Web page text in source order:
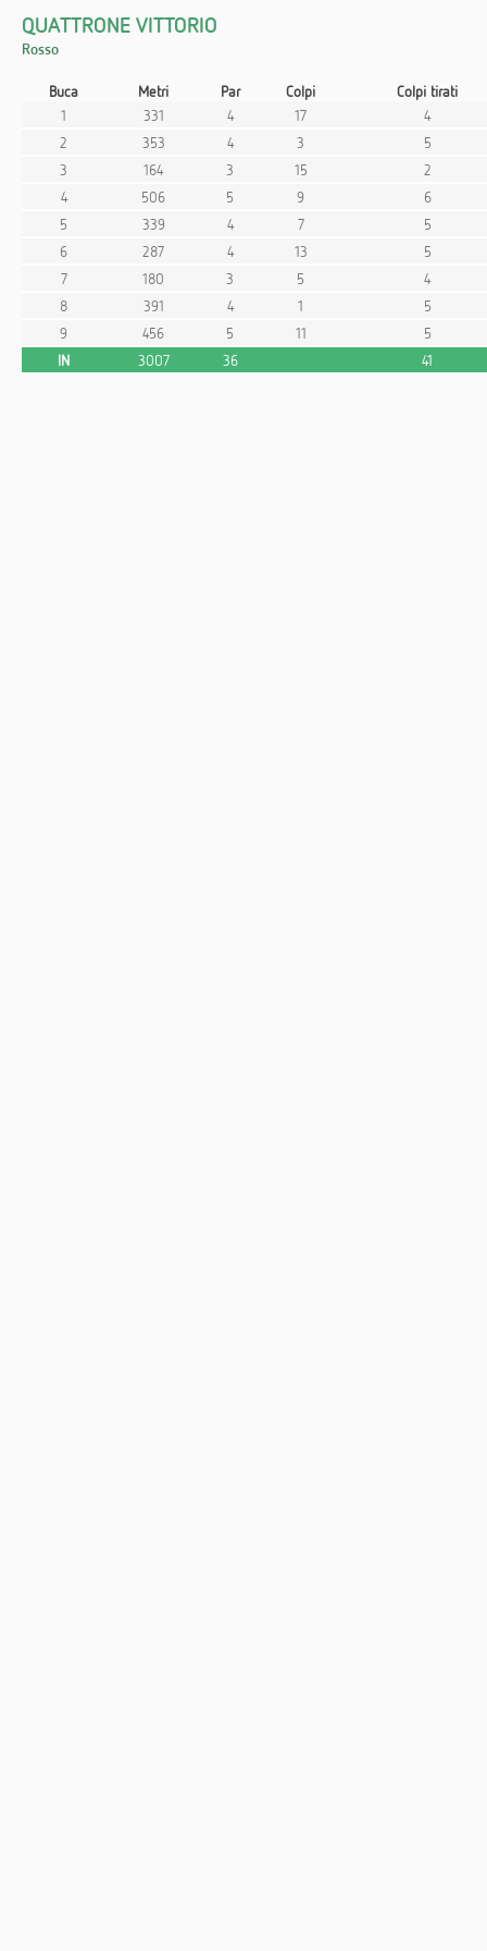
QUATTRONE VITTORIO
Rosso
Buca Metri Par Colpi
Colpi tirati
1
331 4 17
4
2
353 4 3
5
3
164 3 15
2
4
506 5 9
6
5
339 4 7
5
6
287 4 13
5
7
180 3 5
4
8
391 4 1
5
9
456 5 11
5
IN
3007 36 41